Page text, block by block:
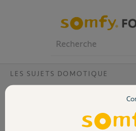
Volet
LES SUJETS DOMOTIQUE
Supprimer un scénario